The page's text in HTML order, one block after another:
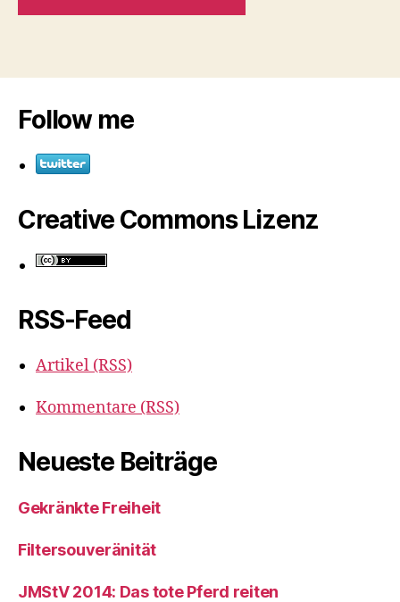
Follow me
Creative Commons Lizenz
RSS-Feed
Artikel (RSS)
Kommentare (RSS)
Neueste Beiträge
Gekränkte Freiheit
Filtersouveränität
JMStV 2014: Das tote Pferd reiten